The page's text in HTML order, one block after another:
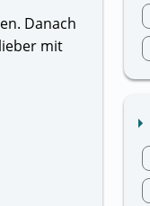
Danach
mit